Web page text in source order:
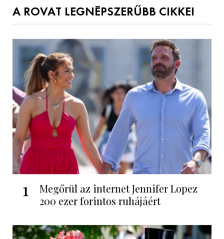
A ROVAT LEGNÉPSZERŰBB CIKKEI
1
Megőrül az internet Jennifer Lopez
200 ezer forintos ruhájáért